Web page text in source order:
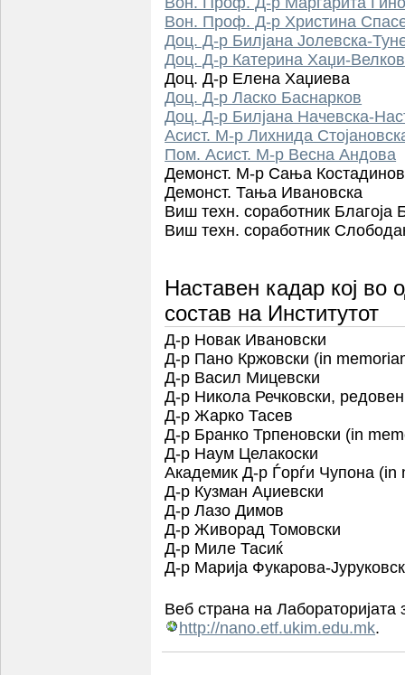
Вон. Проф. Д-р Христина
Доц. Д-р Билјана Јолевска-
Доц. Д-р Катерина Хаџи-
Доц. Д-р Елена Хаџиева
Доц. Д-р Ласко Баснарков
Доц. Д-р Билјана Начевска-
Асист. М-р Лихнида
Пом. Асист. М-р Весна Андова
Демонст. М-р Сања
Демонст. Тања Ивановска
Виш техн. соработник Благоја
Виш техн. соработник
Наставен кадар кој во
состав на Институтот
Д-р Новак Ивановски
Д-р Пано Кржовски (in
Д-р Васил Мицевски
Д-р Никола Речковски,
Д-р Жарко Тасев
Д-р Бранко Трпеновски (in
Д-р Наум Целакоски
Академик Д-р Ѓорѓи Чупона (in
Д-р Кузман Аџиевски
Д-р Лазо Димов
Д-р Живорад Томовски
Д-р Миле Тасиќ
Д-р Марија Фукарова-
Веб страна на Лабораторијата
http://nano.etf.ukim.edu.mk.